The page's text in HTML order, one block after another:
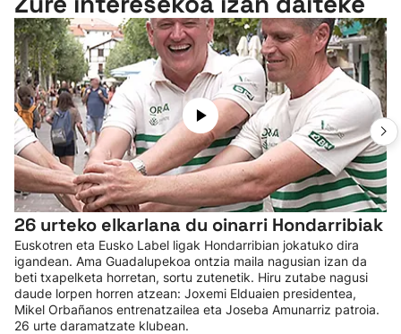
26 urteko elkarlana du oinarri Hondarribiak
Euskotren eta Eusko Label ligak Hondarribian jokatuko dira
igandean. Ama Guadalupekoa ontzia maila nagusian izan da
beti txapelketa horretan, sortu zutenetik. Hiru zutabe nagusi
daude lorpen horren atzean: Joxemi Elduaien presidentea,
Mikel Orbañanos entrenatzailea eta Joseba Amunarriz patroia.
26 urte daramatzate klubean.